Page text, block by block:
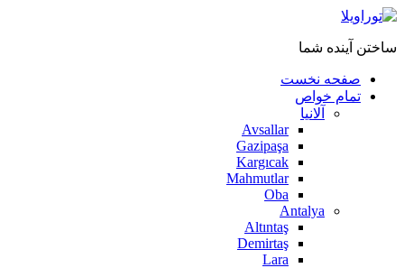
ساختن آینده شما
صفحه نخست
تمام خواص
آلانیا
Avsallar
Gazipaşa
Kargıcak
Mahmutlar
Oba
Antalya
Altıntaş
Demirtaş
Lara